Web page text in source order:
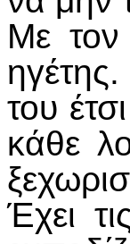
Με τον
του
κάθε
Έχει